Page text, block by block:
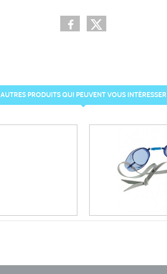
AUTRES PRODUITS QUI PEUVENT VOUS INTÉRESSER